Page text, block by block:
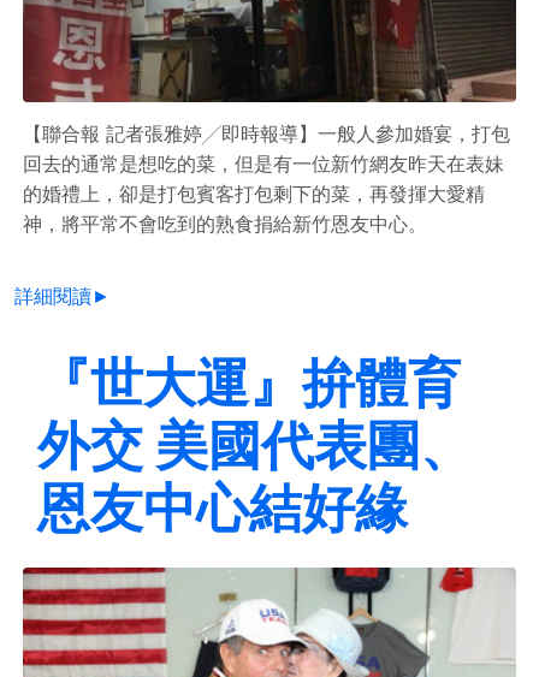
【聯合報 記者張雅婷╱即時報導】一般人參加婚宴，打包
回去的通常是想吃的菜，但是有一位新竹網友昨天在表妹
的婚禮上，卻是打包賓客打包剩下的菜，再發揮大愛精
神，將平常不會吃到的熟食捐給新竹恩友中心。
詳細閱讀►
『世大運』拚體育
外交 美國代表團、
恩友中心結好緣